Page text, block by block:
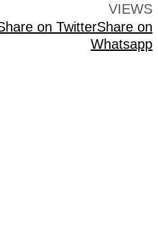
VIEWS
on TwitterShare on
Whatsapp